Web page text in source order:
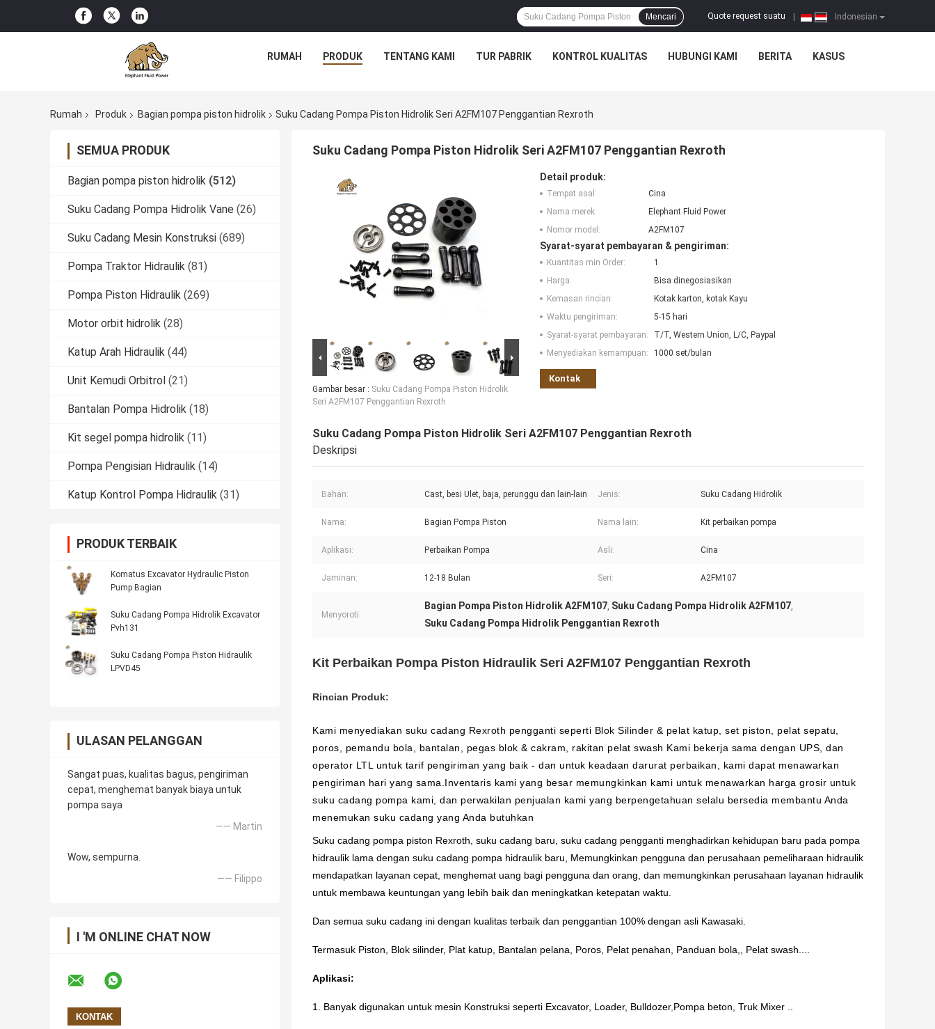
Indonesian
Quote request suatu
Mencari
RUMAH PRODUK TENTANG KAMI TUR PABRIK KONTROL KUALITAS HUBUNGI KAMI BERITA KASUS
Rumah Produk Bagian pompa piston hidrolik Suku Cadang Pompa Piston Hidrolik Seri A2FM107 Penggantian Rexroth
SEMUA PRODUK
Bagian pompa piston hidrolik (512)
Suku Cadang Pompa Hidrolik Vane (26)
Suku Cadang Mesin Konstruksi (689)
Pompa Traktor Hidraulik (81)
Pompa Piston Hidraulik (269)
Motor orbit hidrolik (28)
Katup Arah Hidraulik (44)
Unit Kemudi Orbitrol (21)
Bantalan Pompa Hidrolik (18)
Kit segel pompa hidrolik (11)
Pompa Pengisian Hidraulik (14)
Katup Kontrol Pompa Hidraulik (31)
PRODUK TERBAIK
Komatus Excavator Hydraulic Piston
Pump Bagian
Suku Cadang Pompa Hidrolik Excavator
Pvh131
Suku Cadang Pompa Piston Hidraulik
LPVD45
ULASAN PELANGGAN
Sangat puas, kualitas bagus, pengiriman
cepat, menghemat banyak biaya untuk
pompa saya
—— Martin
Wow, sempurna.
—— Filippo
I 'M ONLINE CHAT NOW
Suku Cadang Pompa Piston Hidrolik Seri A2FM107 Penggantian Rexroth
Gambar besar : Suku Cadang Pompa Piston Hidrolik
Seri A2FM107 Penggantian Rexroth
Detail produk:
Tempat asal:
Cina
Nama merek:
Elephant Fluid Power
Nomor model:
A2FM107
Syarat-syarat pembayaran & pengiriman:
Kuantitas min Order:
1
Harga:
Bisa dinegosiasikan
Kemasan rincian:
Kotak karton, kotak Kayu
Waktu pengiriman:
5-15 hari
Syarat-syarat pembayaran:
T/T, Western Union, L/C, Paypal
Menyediakan kemampuan:
1000 set/bulan
Kontak
Suku Cadang Pompa Piston Hidrolik Seri A2FM107 Penggantian Rexroth
Deskripsi
Bahan: Cast, besi Ulet, baja, perunggu dan lain-lain Jenis: Suku Cadang Hidrolik
Nama: Bagian Pompa Piston Nama lain: Kit perbaikan pompa
Aplikasi: Perbaikan Pompa Asli: Cina
Jaminan: 12-18 Bulan Seri: A2FM107
Menyoroti:
Bagian Pompa Piston Hidrolik A2FM107, Suku Cadang Pompa Hidrolik A2FM107,
Suku Cadang Pompa Hidrolik Penggantian Rexroth
Kit Perbaikan Pompa Piston Hidraulik Seri A2FM107 Penggantian Rexroth
Rincian Produk:
Kami menyediakan suku cadang Rexroth pengganti seperti Blok Silinder & pelat katup, set piston, pelat sepatu,
poros, pemandu bola, bantalan, pegas blok & cakram, rakitan pelat swash Kami bekerja sama dengan UPS, dan
operator LTL untuk tarif pengiriman yang baik - dan untuk keadaan darurat perbaikan, kami dapat menawarkan
pengiriman hari yang sama.Inventaris kami yang besar memungkinkan kami untuk menawarkan harga grosir untuk
suku cadang pompa kami, dan perwakilan penjualan kami yang berpengetahuan selalu bersedia membantu Anda
menemukan suku cadang yang Anda butuhkan
Suku cadang pompa piston Rexroth, suku cadang baru, suku cadang pengganti menghadirkan kehidupan baru pada pompa
hidraulik lama dengan suku cadang pompa hidraulik baru, Memungkinkan pengguna dan perusahaan pemeliharaan hidraulik
mendapatkan layanan cepat, menghemat uang bagi pengguna dan orang, dan memungkinkan perusahaan layanan hidraulik
untuk membawa keuntungan yang lebih baik dan meningkatkan ketepatan waktu.
Dan semua suku cadang ini dengan kualitas terbaik dan penggantian 100% dengan asli Kawasaki.
Termasuk Piston, Blok silinder, Plat katup, Bantalan pelana, Poros, Pelat penahan, Panduan bola,, Pelat swash....
Aplikasi:
1. Banyak digunakan untuk mesin Konstruksi seperti Excavator, Loader, Bulldozer,Pompa beton, Truk Mixer ..